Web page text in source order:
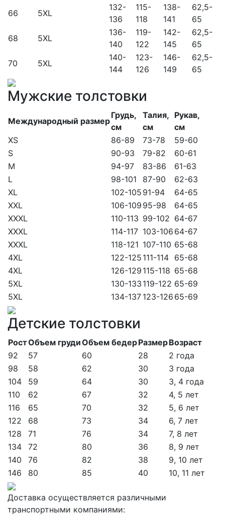
66
5XL
132-
136
115-
118
138-
141
62,5-
65
68
5XL
136-
140
119-
122
142-
145
62,5-
65
70
5XL
140-
144
123-
126
146-
149
62,5-
65
Мужские толстовки
Международный размер
Грудь,
см
Талия,
см
Рукав,
см
XS
86-89 73-78
59-60
S
90-93 79-82
60-61
M
94-97 83-86
61-63
L
98-101 87-90
62-63
XL
102-105 91-94
64-65
XXL
106-109 95-98
64-65
XXXL
110-113 99-102 64-67
XXXL
114-117 103-106 64-67
XXXL
118-121 107-110 65-68
4XL
122-125 111-114 65-68
4XL
126-129 115-118 65-68
5XL
130-133 119-122 65-69
5XL
134-137 123-126 65-69
Детские толстовки
РостОбъем грудиОбъем бедерРазмерВозраст
92
57 60 28
2 года
98
58 62 30
3 года
104
59 64 30
3, 4 года
110
62 67 32
4, 5 лет
116
65 70 32
5, 6 лет
122
68 73 34
6, 7 лет
128
71 76 34
7, 8 лет
134
72 80 36
8, 9 лет
140
76 82 38
9, 10 лет
146
80 85 40 10, 11 лет
Доставка осуществляется различными
транспортными компаниями: